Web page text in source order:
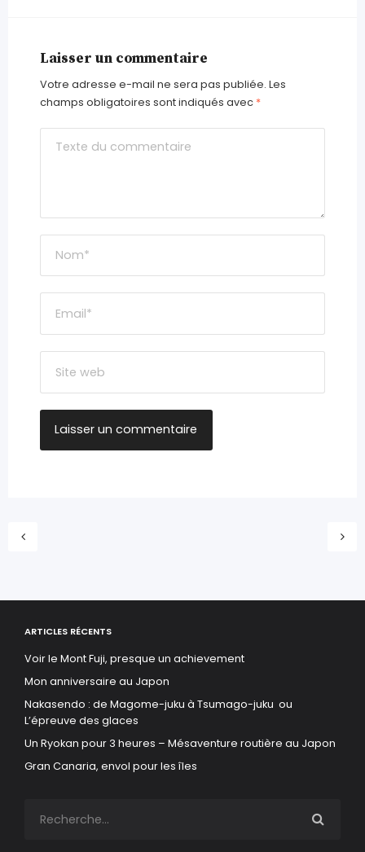
Laisser un commentaire
Votre adresse e-mail ne sera pas publiée. Les
champs obligatoires sont indiqués avec *
ARTICLES RÉCENTS
Voir le Mont Fuji, presque un achievement
Mon anniversaire au Japon
Nakasendo : de Magome-juku à Tsumago-juku ou
L’épreuve des glaces
Un Ryokan pour 3 heures – Mésaventure routière au Japon
Gran Canaria, envol pour les îles